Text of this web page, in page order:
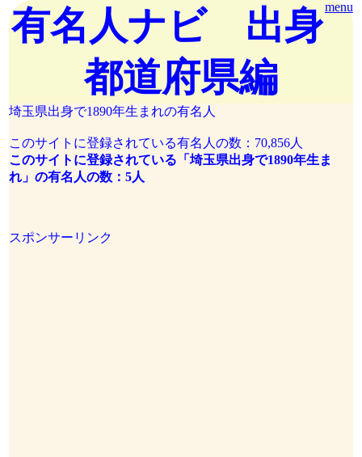
menu
有名人ナビ 出身
都道府県編
埼玉県出身で1890年生まれの有名人
このサイトに登録されている有名人の数：70,856人
このサイトに登録されている「埼玉県出身で1890年生ま
れ」の有名人の数：5人
スポンサーリンク